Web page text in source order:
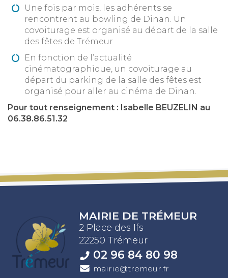
Une fois par mois, les adhérents se
rencontrent au bowling de Dinan. Un
covoiturage est organisé au départ de la salle
des fêtes de Trémeur
En fonction de l’actualité
cinématographique, un covoiturage au
départ du parking de la salle des fêtes est
organisé pour aller au cinéma de Dinan.
Pour tout renseignement : Isabelle BEUZELIN au
06.38.86.51.32
MAIRIE DE TRÉMEUR
2 Place des Ifs
22250 Trémeur
02 96 84 80 98
mairie@tremeur.fr